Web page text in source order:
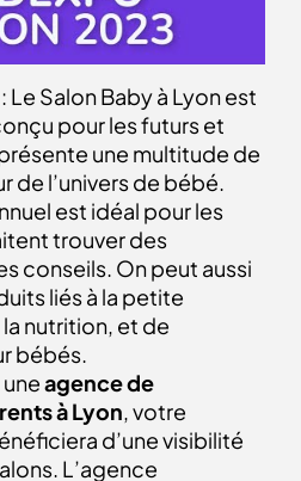
: Le Salon Baby à Lyon est
pour les futurs et
une multitude de
de l’univers de bébé.
est idéal pour les
trouver des
conseils. On peut aussi
liés à la petite
nutrition, et de
bébés.
agence de
à Lyon, votre
d’une visibilité
L’agence